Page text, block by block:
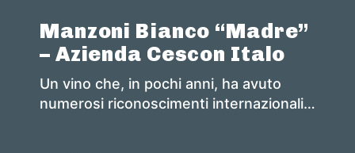
Manzoni Bianco “Madre”
– Azienda Cescon Italo
Un vino che, in pochi anni, ha avuto
numerosi riconoscimenti internazionali